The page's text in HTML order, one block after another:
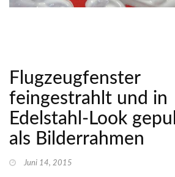
Flugzeugfenster
feingestrahlt und in
Edelstahl-Look
als Bilderrahmen
Juni 14, 2015